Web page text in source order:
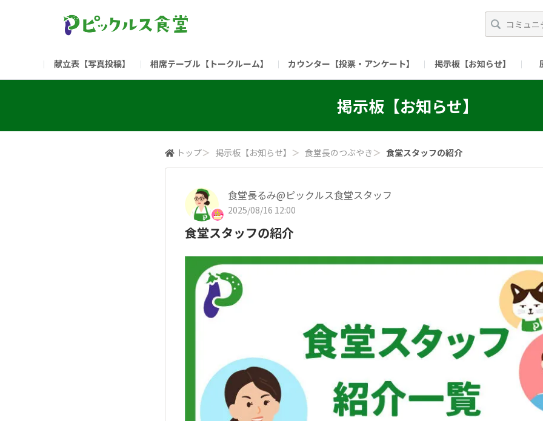
献立表【写真投稿】 相席テーブル【トークルーム】 カウンター【投票・アンケート】 掲示板【お知らせ】
（リンク）ご飯がススム ブランドサイト （リンク）ピックルスコーポレーションHP （リンク）
掲示板【お知らせ】
トップ＞ 掲示板【お知らせ】 ＞ 食堂長のつぶやき ＞ 食堂スタッフの紹介
食堂長るみ@ピックルス食堂スタッフ
2025/08/16 12:00
食堂スタッフの紹介